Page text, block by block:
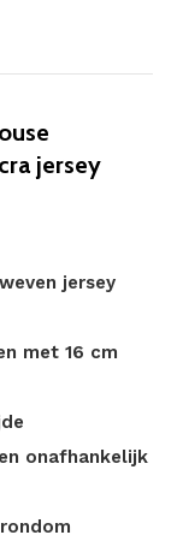
jersey
jersey
met 16 cm
onafhankelijk